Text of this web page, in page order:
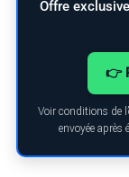
Offre
👉
Voir conditions de
envoyée